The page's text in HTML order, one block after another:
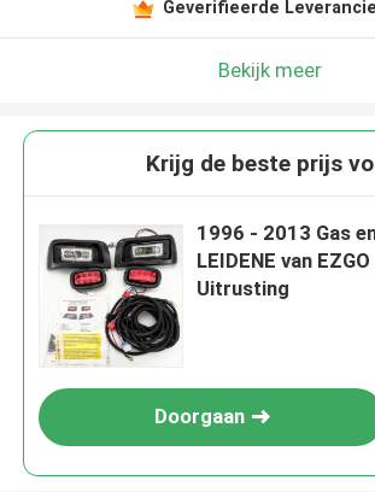
Geverifieerde
Bekijk meer
Krijg de beste prijs
1996 - 2013 Gas
LEIDENE van
Uitrusting
Doorgaan